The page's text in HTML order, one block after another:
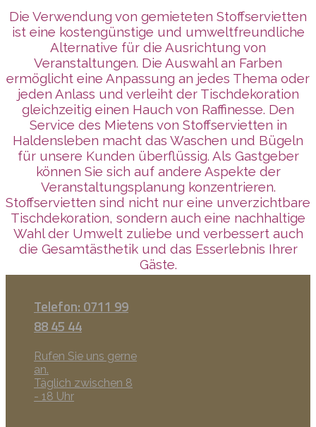
Die Verwendung von gemieteten Stoffservietten
ist eine kostengünstige und umweltfreundliche
Alternative für die Ausrichtung von
Veranstaltungen. Die Auswahl an Farben
ermöglicht eine Anpassung an jedes Thema oder
jeden Anlass und verleiht der Tischdekoration
gleichzeitig einen Hauch von Raffinesse. Den
Service des Mietens von Stoffservietten in
Haldensleben macht das Waschen und Bügeln
für unsere Kunden überflüssig. Als Gastgeber
können Sie sich auf andere Aspekte der
Veranstaltungsplanung konzentrieren.
Stoffservietten sind nicht nur eine unverzichtbare
Tischdekoration, sondern auch eine nachhaltige
Wahl der Umwelt zuliebe und verbessert auch
die Gesamtästhetik und das Esserlebnis Ihrer
Gäste.
Telefon: 0711 99
88 45 44
Rufen Sie uns gerne
an.
Täglich zwischen 8
- 18 Uhr